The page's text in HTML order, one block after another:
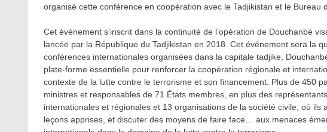
organisé cette conférence en coopération avec le Tadjikistan et le Bureau
Cet événement s’inscrit dans la continuité de l’opération de Douchanbé
lancée par la République du Tadjikistan en 2018. Cet événement sera la
conférences internationales organisées dans la capitale tadjike,
plate-forme essentielle pour renforcer la coopération régionale et
contexte de la lutte contre le terrorisme et son financement. Plus de 450
ministres et responsables de 71 États membres, en plus des
internationales et régionales et 13 organisations de la société civile, où ils
leçons apprises, et discuter des moyens de faire face… aux menaces